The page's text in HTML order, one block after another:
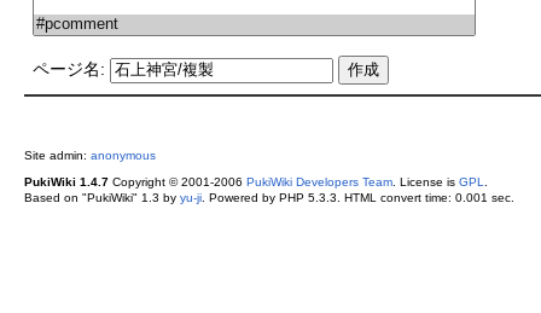
ページ名:
Site admin: anonymous
PukiWiki 1.4.7Copyright © 2001-2006 PukiWiki Developers Team. License is GPL
Based on "PukiWiki" 1.3 by yu-ji. Powered by PHP 5.3.3. HTML convert time: 0.001 sec.